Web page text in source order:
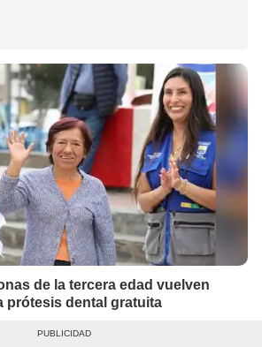
de la tercera edad vuelven
prótesis dental gratuita